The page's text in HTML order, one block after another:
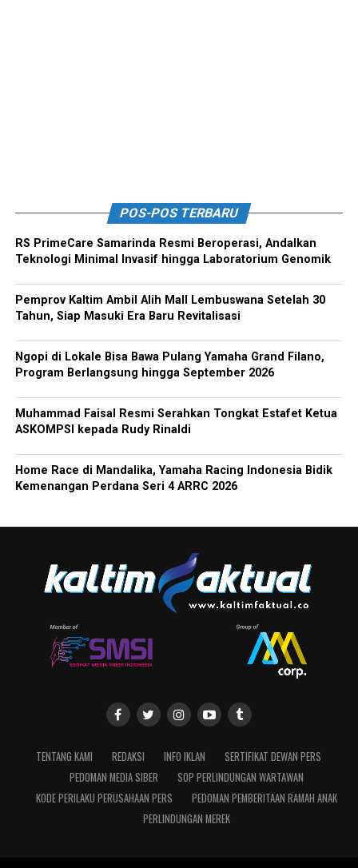
POS-POS TERBARU
RS PrimeCare Samarinda Resmi Beroperasi, Andalkan
Teknologi Minimal Invasif hingga Laboratorium Genomik
Pemprov Kaltim Ambil Alih Mall Lembuswana Setelah 30
Tahun, Siap Masuki Era Baru Revitalisasi
Ngopi di Lokale Bisa Bawa Pulang Yamaha Grand Filano,
Program Berlangsung hingga September 2026
Muhammad Faisal Resmi Serahkan Tongkat Estafet Ketua
ASKOMPSI kepada Rudy Rinaldi
Home Race di Mandalika, Yamaha Racing Indonesia Bidik
Kemenangan Perdana Seri 4 ARRC 2026
TENTANG KAMI REDAKSI INFO IKLAN
SERTIFIKAT DEWAN PERS
PEDOMAN MEDIA SIBER
SOP PERLINDUNGAN WARTAWAN
KODE PERILAKU PERUSAHAAN PERS
PEDOMAN PEMBERITAAN RAMAH ANAK
PERLINDUNGAN MEREK